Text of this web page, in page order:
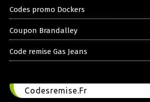
Codes promo Dockers
Coupon Brandalley
Code remise Gas Jeans
Codesremise.Fr